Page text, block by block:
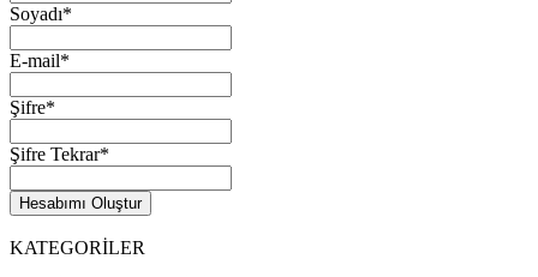
Soyadı*
E-mail*
Şifre*
Şifre Tekrar*
Hesabımı Oluştur
KATEGORİLER